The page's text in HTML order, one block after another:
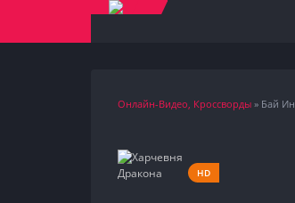
Онлайн-Видео, Кроссворды» Бай Ин
HD